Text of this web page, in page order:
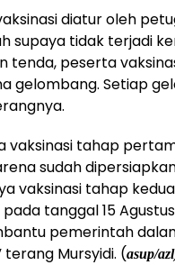
diatur oleh
supaya tidak terjadi
tenda, peserta
gelombang. Setiap
vaksinasi tahap
sudah
vaksinasi tahap
tanggal 15
pemerintah
terang Mursyidi. (asup/